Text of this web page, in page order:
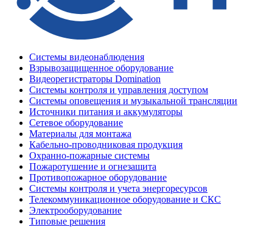
Системы видеонаблюдения
Взрывозащищенное оборудование
Видеорегистраторы Domination
Системы контроля и управления доступом
Системы оповещения и музыкальной трансляции
Источники питания и аккумуляторы
Сетевое оборудование
Материалы для монтажа
Кабельно-проводниковая продукция
Охранно-пожарные системы
Пожаротушение и огнезащита
Противопожарное оборудование
Системы контроля и учета энергоресурсов
Телекоммуникационное оборудование и СКС
Электрооборудование
Типовые решения